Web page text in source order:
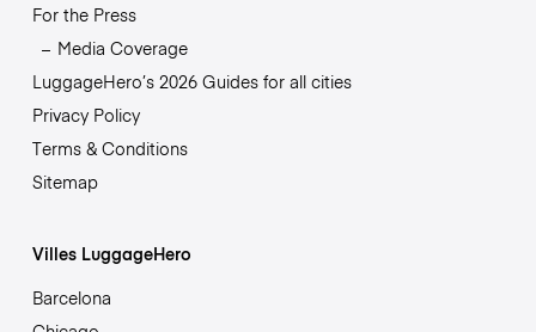
For the Press
Media Coverage
LuggageHero’s 2026 Guides for all cities
Privacy Policy
Terms & Conditions
Sitemap
Villes LuggageHero
Barcelona